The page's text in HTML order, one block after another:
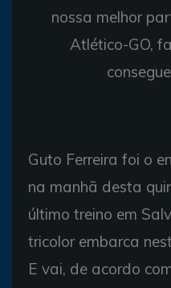
nossa melhor
Atlético-GO,
Guto Ferreira foi o
na manhã desta
último treino em
tricolor embarca
E vai, de acordo